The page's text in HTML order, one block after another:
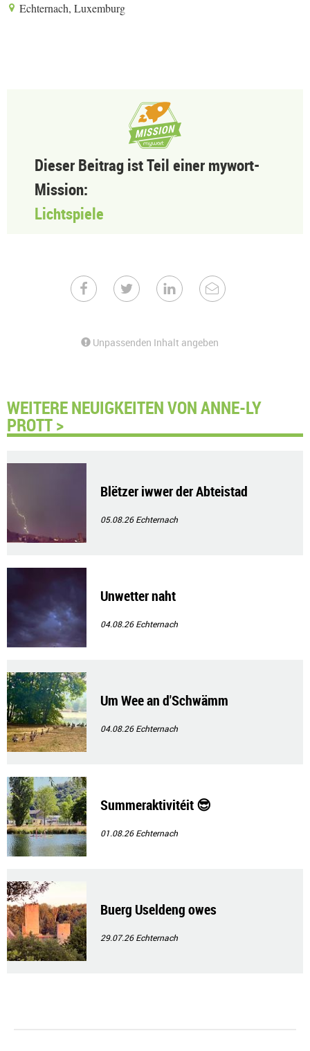
Echternach, Luxemburg
Dieser Beitrag ist Teil einer mywort-
Mission:
Lichtspiele
Unpassenden Inhalt angeben
WEITERE NEUIGKEITEN VON ANNE-LY
PROTT >
Blëtzer iwwer der Abteistad
05.08.26Echternach
Unwetter naht
04.08.26Echternach
Um Wee an d'Schwämm
04.08.26Echternach
Summeraktivitéit 😎
01.08.26Echternach
Buerg Useldeng owes
29.07.26Echternach